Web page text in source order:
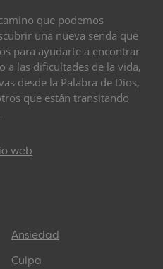
que podemos
una nueva senda que
para ayudarte a encontrar
a las dificultades de la vida,
desde la Palabra de Dios,
que están transitando
web
Ansiedad
Culpa